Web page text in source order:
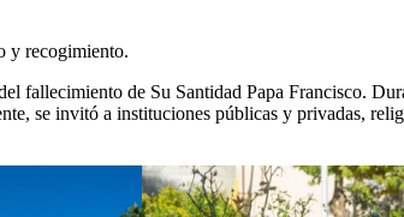
y recogimiento.
fallecimiento de Su Santidad Papa Francisco.
se invitó a instituciones públicas y privadas,